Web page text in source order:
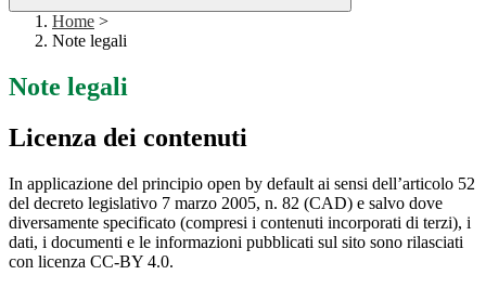
Home >
Note legali
Note legali
Licenza dei contenuti
In applicazione del principio open by default ai sensi dell’articolo 52
del decreto legislativo 7 marzo 2005, n. 82 (CAD) e salvo dove
diversamente specificato (compresi i contenuti incorporati di terzi), i
dati, i documenti e le informazioni pubblicati sul sito sono rilasciati
con licenza CC-BY 4.0.